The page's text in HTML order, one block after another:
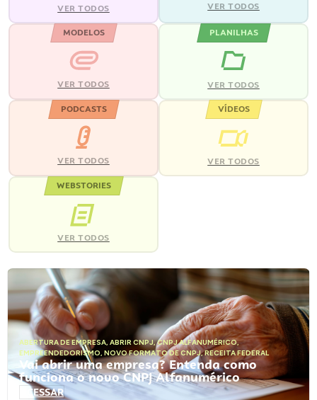
VER TODOS VER TODOS
MODELOS
VER TODOS
PLANILHAS
VER TODOS
PODCASTS
VER TODOS
VÍDEOS
VER TODOS
WEBSTORIES
VER TODOS
ABERTURA DE EMPRESA, ABRIR CNPJ,CNPJ ALFANUMÉRICO,
EMPREENDEDORISMO, NOVO FORMATO DE CNPJ,RECEITA FEDERAL
Vai abrir uma empresa? Entenda como
funciona o novo CNPJ Alfanumérico
ACESSAR